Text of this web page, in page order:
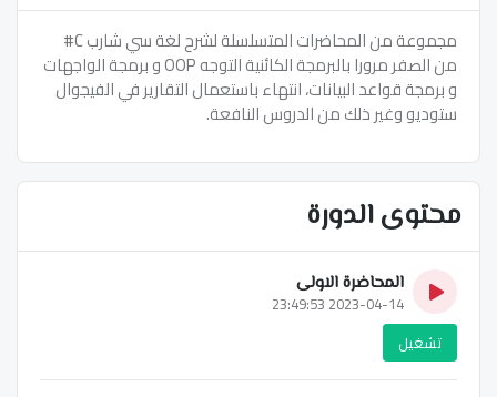
مجموعة من المحاضرات المتسلسلة لشرح لغة سي شارب C#
من الصفر مرورا بالبرمجة الكائنية التوجه OOP و برمجة الواجهات
و برمجة قواعد البيانات، انتهاء باستعمال التقارير في الفيجوال
ستوديو وغير ذلك من الدروس النافعة.
محتوى الدورة
المحاضرة الاولى
2023-04-14 23:49:53
تشغيل